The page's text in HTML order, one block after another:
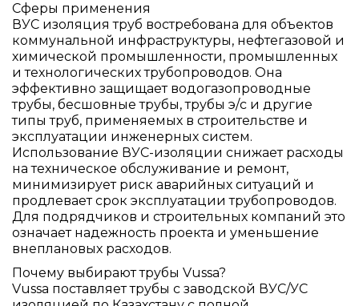
Сферы применения
ВУС изоляция труб востребована для объектов
коммунальной инфраструктуры, нефтегазовой и
химической промышленности, промышленных
и технологических трубопроводов. Она
эффективно защищает водогазопроводные
трубы, бесшовные трубы, трубы э/с и другие
типы труб, применяемых в строительстве и
эксплуатации инженерных систем.
Использование ВУС-изоляции снижает расходы
на техническое обслуживание и ремонт,
минимизирует риск аварийных ситуаций и
продлевает срок эксплуатации трубопроводов.
Для подрядчиков и строительных компаний это
означает надежность проекта и уменьшение
внеплановых расходов.
Почему выбирают трубы Vussa?
Vussa поставляет трубы с заводской ВУС/УС